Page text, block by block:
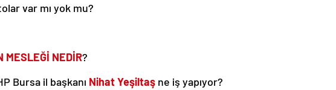
var mı yok mu?
MESLEĞİ NEDİR?
Bursa il başkanı Nihat Yeşiltaş ne iş yapıyor?